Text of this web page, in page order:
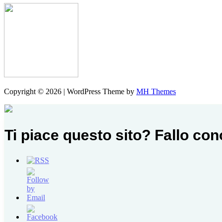
Copyright © 2026 | WordPress Theme by MH Themes
Ti piace questo sito? Fallo